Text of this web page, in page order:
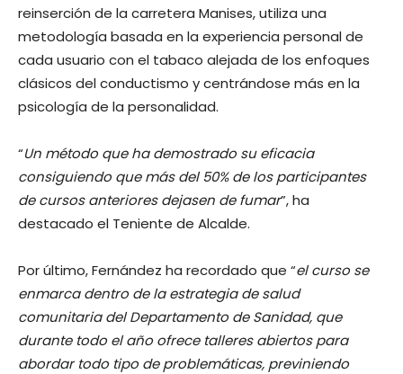
reinserción de la carretera Manises, utiliza una
metodología basada en la experiencia personal de
cada usuario con el tabaco alejada de los enfoques
clásicos del conductismo y centrándose más en la
psicología de la personalidad.
“Un método que ha demostrado su eficacia
consiguiendo que más del 50% de los participantes
de cursos anteriores dejasen de fumar”, ha
destacado el Teniente de Alcalde.
Por último, Fernández ha recordado que “el curso se
enmarca dentro de la estrategia de salud
comunitaria del Departamento de Sanidad, que
durante todo el año ofrece talleres abiertos para
abordar todo tipo de problemáticas, previniendo